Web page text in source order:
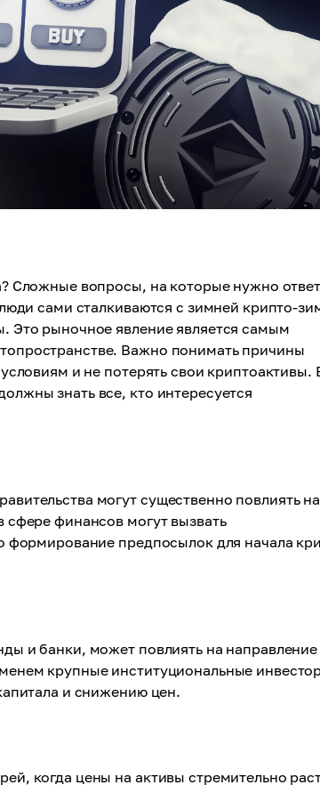
Сложные вопросы, на которые нужно
сами сталкиваются с зимней крипто-
Это рыночное явление является самым
Важно понимать причины
и не потерять свои криптоактивы.
знать все, кто интересуется
могут существенно повлиять на
финансов могут вызвать
формирование предпосылок для начала
и банки, может повлиять на направление
крупные институциональные
и снижению цен.
когда цены на активы стремительно